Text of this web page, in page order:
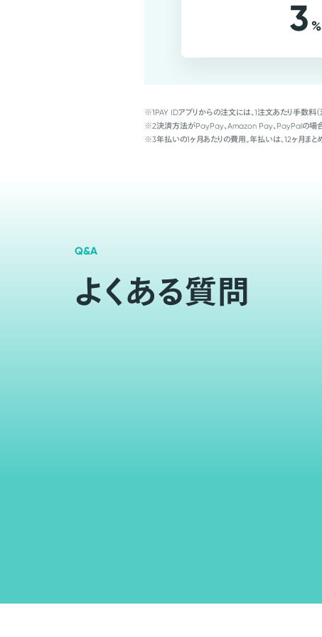
3 %
※1PAY IDアプリからの注文には、1注文あたり手数料
※2決済方法がPayPay、Amazon Pay、PayPalの場
※3年払いの1ヶ月あたりの費用。年払いは、12ヶ月まと
Q&A
よくある質問